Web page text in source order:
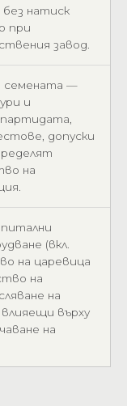
натиск
при
завод.
семената —
и
допуски
на
(вкл.
на царевица
на
на
върху
на